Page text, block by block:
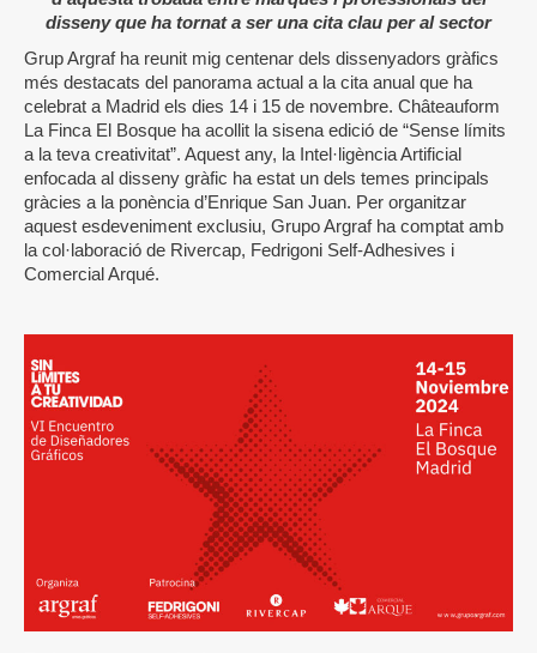
disseny que ha tornat a ser una cita clau per al sector
Grup Argraf ha reunit mig centenar dels dissenyadors gràfics
més destacats del panorama actual a la cita anual que ha
celebrat a Madrid els dies 14 i 15 de novembre. Châteauform
La Finca El Bosque ha acollit la sisena edició de “Sense límits
a la teva creativitat”. Aquest any, la Intel·ligència Artificial
enfocada al disseny gràfic ha estat un dels temes principals
gràcies a la ponència d’Enrique San Juan. Per organitzar
aquest esdeveniment exclusiu, Grupo Argraf ha comptat amb
la col·laboració de Rivercap, Fedrigoni Self-Adhesives i
Comercial Arqué.